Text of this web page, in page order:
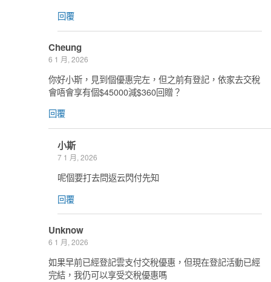
回覆
Cheung
6 1 月, 2026
你好小斯，見到個優惠完左，但之前有登記，依家去交稅
會唔會享有個$45000減$360回贈？
回覆
小斯
7 1 月, 2026
呢個要打去問返云閃付先知
回覆
Unknow
6 1 月, 2026
如果早前已經登記雲支付交稅優惠，但現在登記活動已經
完結，我仍可以享受交稅優惠嗎